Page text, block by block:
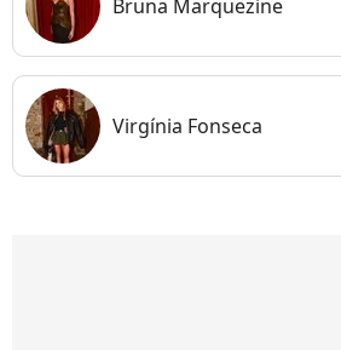
Bruna Marquezine
Virgínia Fonseca